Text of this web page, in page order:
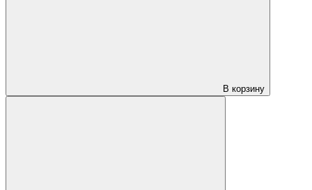
В корзину